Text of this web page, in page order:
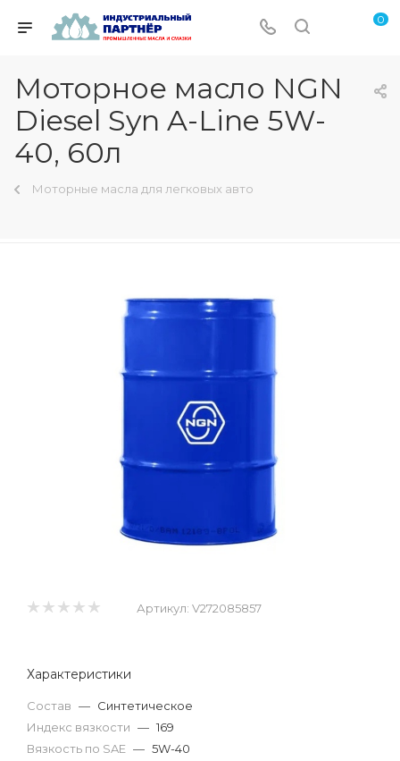
0
Моторное масло NGN
Diesel Syn A-Line 5W-
40, 60л
Моторные масла для легковых авто
Артикул: V272085857
Характеристики
Состав — Синтетическое
Индекс вязкости — 169
Вязкость по SAE — 5W-40